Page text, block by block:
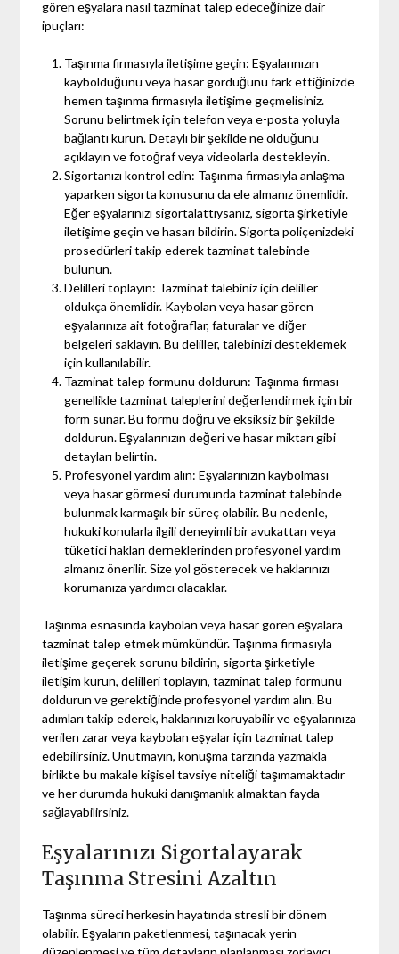
gören eşyalara nasıl tazminat talep edeceğinize dair
ipuçları:
Taşınma firmasıyla iletişime geçin: Eşyalarınızın
kaybolduğunu veya hasar gördüğünü fark ettiğinizde
hemen taşınma firmasıyla iletişime geçmelisiniz.
Sorunu belirtmek için telefon veya e-posta yoluyla
bağlantı kurun. Detaylı bir şekilde ne olduğunu
açıklayın ve fotoğraf veya videolarla destekleyin.
Sigortanızı kontrol edin: Taşınma firmasıyla anlaşma
yaparken sigorta konusunu da ele almanız önemlidir.
Eğer eşyalarınızı sigortalattıysanız, sigorta şirketiyle
iletişime geçin ve hasarı bildirin. Sigorta poliçenizdeki
prosedürleri takip ederek tazminat talebinde
bulunun.
Delilleri toplayın: Tazminat talebiniz için deliller
oldukça önemlidir. Kaybolan veya hasar gören
eşyalarınıza ait fotoğraflar, faturalar ve diğer
belgeleri saklayın. Bu deliller, talebinizi desteklemek
için kullanılabilir.
Tazminat talep formunu doldurun: Taşınma firması
genellikle tazminat taleplerini değerlendirmek için bir
form sunar. Bu formu doğru ve eksiksiz bir şekilde
doldurun. Eşyalarınızın değeri ve hasar miktarı gibi
detayları belirtin.
Profesyonel yardım alın: Eşyalarınızın kaybolması
veya hasar görmesi durumunda tazminat talebinde
bulunmak karmaşık bir süreç olabilir. Bu nedenle,
hukuki konularla ilgili deneyimli bir avukattan veya
tüketici hakları derneklerinden profesyonel yardım
almanız önerilir. Size yol gösterecek ve haklarınızı
korumanıza yardımcı olacaklar.
Taşınma esnasında kaybolan veya hasar gören eşyalara
tazminat talep etmek mümkündür. Taşınma firmasıyla
iletişime geçerek sorunu bildirin, sigorta şirketiyle
iletişim kurun, delilleri toplayın, tazminat talep formunu
doldurun ve gerektiğinde profesyonel yardım alın. Bu
adımları takip ederek, haklarınızı koruyabilir ve eşyalarınıza
verilen zarar veya kaybolan eşyalar için tazminat talep
edebilirsiniz. Unutmayın, konuşma tarzında yazmakla
birlikte bu makale kişisel tavsiye niteliği taşımamaktadır
ve her durumda hukuki danışmanlık almaktan fayda
sağlayabilirsiniz.
Eşyalarınızı Sigortalayarak
Taşınma Stresini Azaltın
Taşınma süreci herkesin hayatında stresli bir dönem
olabilir. Eşyaların paketlenmesi, taşınacak yerin